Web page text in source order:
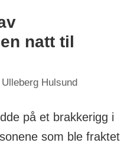
natt til
Hulsund
på et brakkerigg i
som ble fraktet